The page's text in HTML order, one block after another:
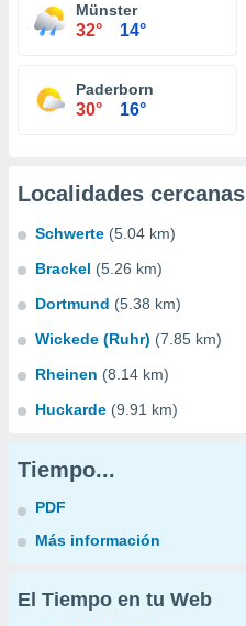
Münster
32° 14°
Paderborn
30° 16°
Localidades cercanas
Schwerte (5.04 km)
Brackel (5.26 km)
Dortmund (5.38 km)
Wickede (Ruhr) (7.85 km)
Rheinen (8.14 km)
Huckarde (9.91 km)
Tiempo...
PDF
Más información
El Tiempo en tu Web